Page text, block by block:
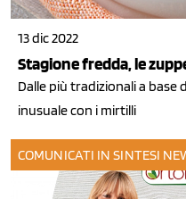
13 dic 2022
Stagione fredda, le
Dalle più tradizionali a base
inusuale con i mirtilli
COMUNICATI IN SINTESI